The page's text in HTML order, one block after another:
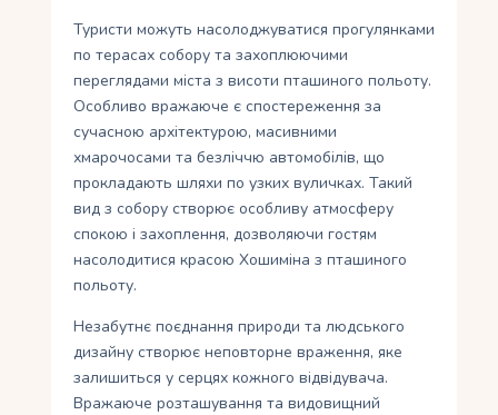
Туристи можуть насолоджуватися прогулянками
по терасах собору та захоплюючими
переглядами міста з висоти пташиного польоту.
Особливо вражаюче є спостереження за
сучасною архітектурою, масивними
хмарочосами та безліччю автомобілів, що
прокладають шляхи по узких вуличках. Такий
вид з собору створює особливу атмосферу
спокою і захоплення, дозволяючи гостям
насолодитися красою Хошиміна з пташиного
польоту.
Незабутнє поєднання природи та людського
дизайну створює неповторне враження, яке
залишиться у серцях кожного відвідувача.
Вражаюче розташування та видовищний